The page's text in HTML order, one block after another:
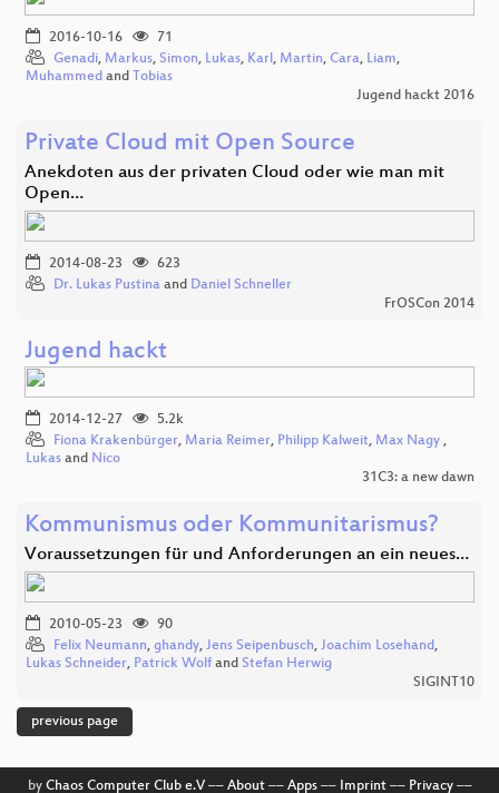
2016-10-16
71
Genadi, Markus, Simon, Lukas, Karl , Martin, Cara, Liam,
Muhammed and Tobias
Jugend hackt 2016
Private Cloud mit Open Source
Anekdoten aus der privaten Cloud oder wie man mit
Open…
2014-08-23
623
Dr. Lukas Pustina and Daniel Schneller
FrOSCon 2014
Jugend hackt
2014-12-27
5.2k
Fiona Krakenbürger, Maria Reimer, Philipp Kalweit, Max Nagy ,
Lukas and Nico
31C3: a new dawn
Kommunismus oder Kommunitarismus?
Voraussetzungen für und Anforderungen an ein neues…
2010-05-23
90
Felix Neumann, ghandy, Jens Seipenbusch, Joachim Losehand,
Lukas Schneider, Patrick Wolf and Stefan Herwig
SIGINT10
previous page
by Chaos Computer Club e.V–– About–– Apps–– Imprint–– Privacy––